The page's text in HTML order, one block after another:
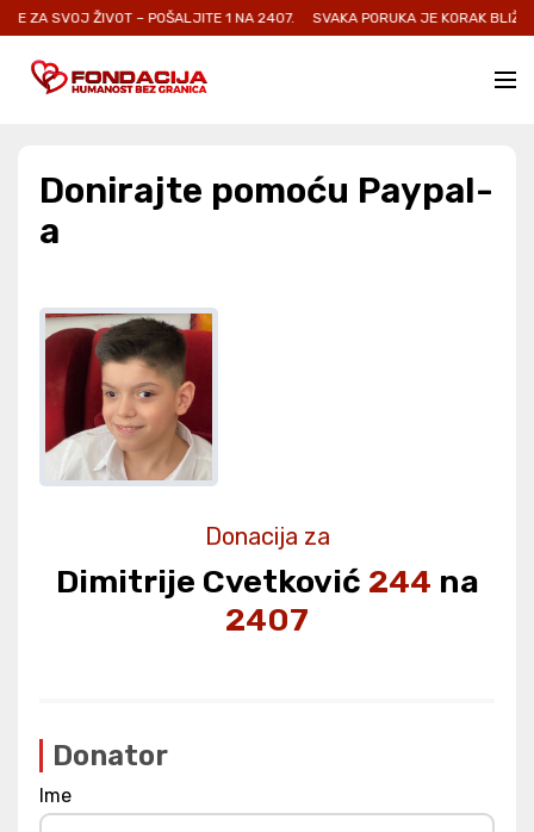
ZA SVOJ ŽIVOT – POŠALJITE 1 NA 2407. SVAKA PORUKA JE KORAK BLIŽE
Donirajte pomoću Paypal-
a
Donacija za
Dimitrije Cvetković 244 na
2407
Donator
Ime